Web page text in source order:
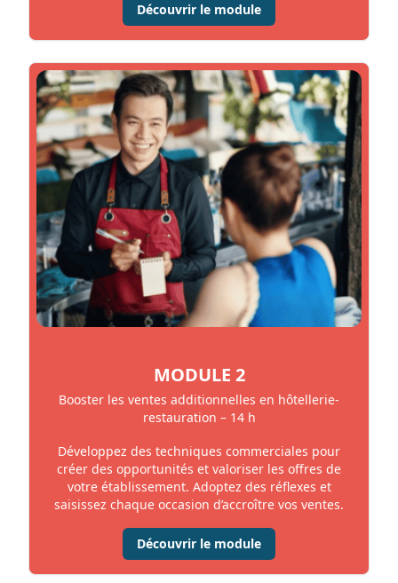
Découvrir le module
MODULE 2
Booster les ventes additionnelles en hôtellerie-
restauration – 14 h
Développez des techniques commerciales pour
créer des opportunités et valoriser les offres de
votre établissement. Adoptez des réflexes et
saisissez chaque occasion d’accroître vos ventes.
Découvrir le module